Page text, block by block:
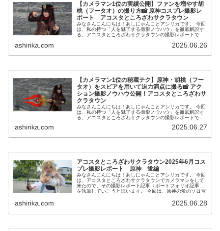
【カメラマン1位の実績公開】ファンを増やす胡
桃（フータオ）の撮り方📸 原神コスプレ撮影レ
ポート アコスタところざわサクラタウン
みなさんこんにちは！あしにゃんことアシリカです。 今回
は、私の持つ「人を魅了する撮影ノウハウ」を徹底解説す
る、アコスタところざわサクラタウンの撮影レポートで
ashirika.com 2025.06.26
【カメラマン1位の秘蔵テク】原神・胡桃（フー
タオ）をスピアを用いて迫力満点に撮る📸 アク
ション撮影ノウハウ公開！アコスタところざわサ
クラタウン
みなさんこんにちは！あしにゃんことアシリカです。 今回
は、私の持つ「人を魅了する撮影ノウハウ」を徹底解説す
る、アコスタところざわサクラタウンの撮影レポートで
ashirika.com 2025.06.27
アコスタところざわサクラタウン2025年6月コス
プレ撮影レポート 原神 蛍編
みなさんこんにちは！あしにゃんことアシリカです。 今回
は、アコスタところざわサクラタウンでカメラマンをして
来たので、その撮影レポート記事（ポートフォリオ記事）
を執筆していこうと思います。 今回は、原神の蛍のソロ写
ashirika.com 2025.06.28